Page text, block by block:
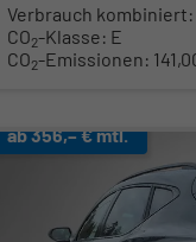
Verbrauch kombiniert:
CO2-Klasse: E
CO2-Emissionen:
ab 356,– € mtl.